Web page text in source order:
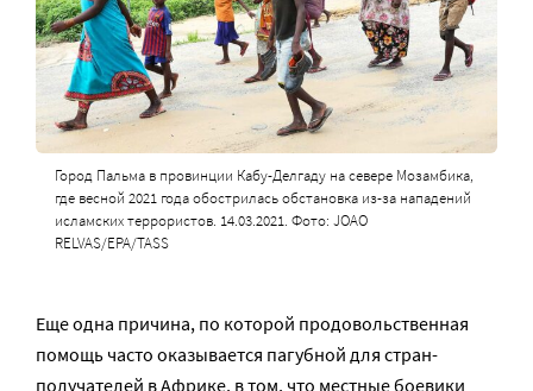
Город Пальма в провинции Кабу-Делгаду на севере Мозамбика,
где весной 2021 года обострилась обстановка из-за нападений
исламских террористов. 14.03.2021. Фото: JOAO
RELVAS/EPA/TASS
Еще одна причина, по которой продовольственная
помощь часто оказывается пагубной для стран-
получателей в Африке, в том, что местные боевики